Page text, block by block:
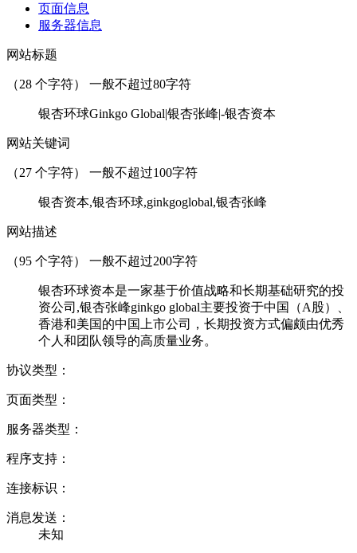
页面信息
服务器信息
网站标题
（28 个字符） 一般不超过80字符
银杏环球Ginkgo Global|银杏张峰|-银杏资本
网站关键词
（27 个字符） 一般不超过100字符
银杏资本,银杏环球,ginkgoglobal,银杏张峰
网站描述
（95 个字符） 一般不超过200字符
银杏环球资本是一家基于价值战略和长期基础研究的投
资公司,银杏张峰ginkgo global主要投资于中国（A股）、
香港和美国的中国上市公司，长期投资方式偏颇由优秀
个人和团队领导的高质量业务。
协议类型：
页面类型：
服务器类型：
程序支持：
连接标识：
消息发送：
未知